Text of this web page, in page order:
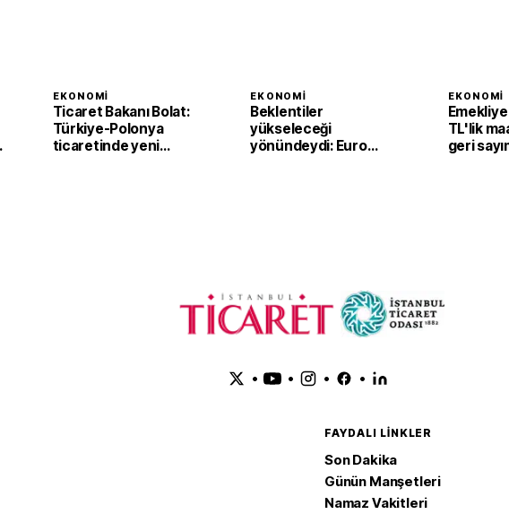
EKONOMI
Ticaret Bakanı Bolat:
Türkiye-Polonya
ticaretinde yeni
EKONOMI
Beklentiler
yükseleceği
yönündeydi: Euro
EKONOMI
TL'lik
geri
• • • •
FAYDALI LINKLER
Son Dakika
Günün Manşetleri
Namaz Vakitleri